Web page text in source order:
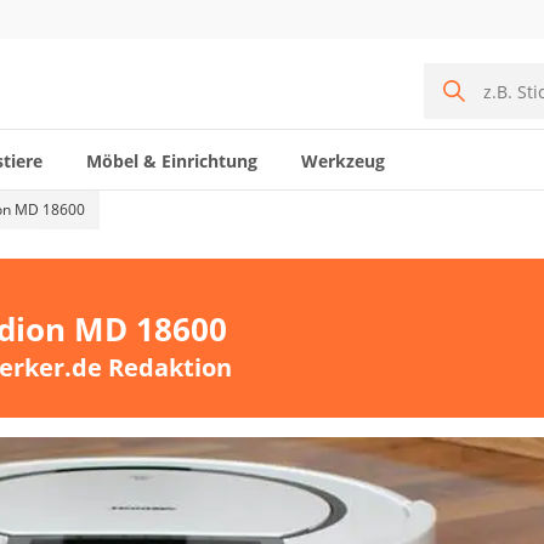
Möbel & Einrichtung Werkzeug
MD 18600
MD 18600
Redaktion